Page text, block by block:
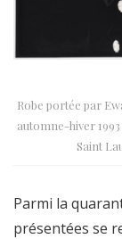
Robe portée par
automne-hiver
Saint
Parmi la
présentées se